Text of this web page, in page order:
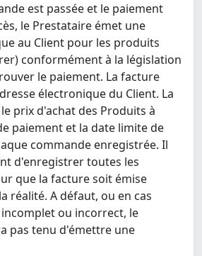
est passée et le paiement
le Prestataire émet une
au Client pour les produits
conformément à la législation
le paiement. La facture
électronique du Client. La
prix d'achat des Produits à
paiement et la date limite de
commande enregistrée. Il
d'enregistrer toutes les
que la facture soit émise
réalité. A défaut, ou en cas
ou incorrect, le
pas tenu d'émettre une